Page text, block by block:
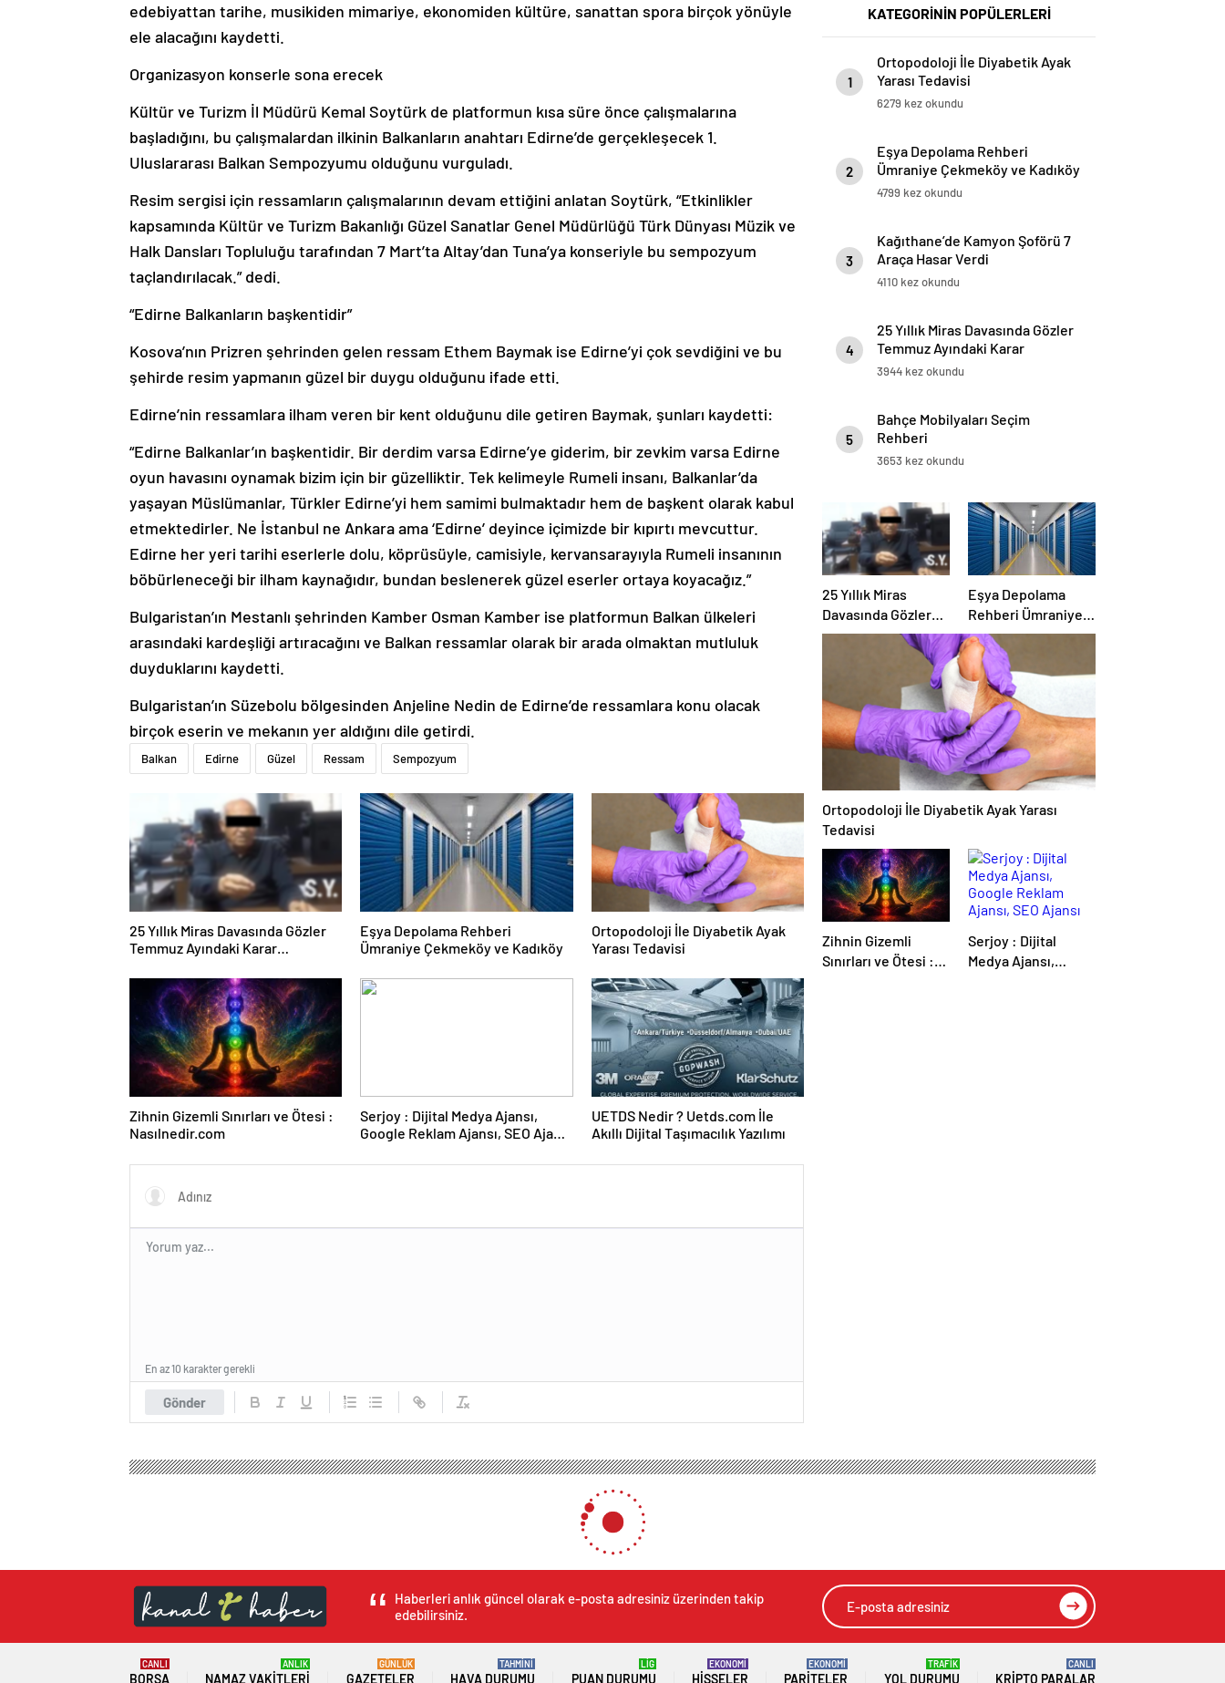
edebiyattan tarihe, musikiden mimariye, ekonomiden kültüre, sanattan spora birçok yönüyle
ele alacağını kaydetti.
Organizasyon konserle sona erecek
Kültür ve Turizm İl Müdürü Kemal Soytürk de platformun kısa süre önce çalışmalarına
başladığını, bu çalışmalardan ilkinin Balkanların anahtarı Edirne’de gerçekleşecek 1.
Uluslararası Balkan Sempozyumu olduğunu vurguladı.
Resim sergisi için ressamların çalışmalarının devam ettiğini anlatan Soytürk, “Etkinlikler
kapsamında Kültür ve Turizm Bakanlığı Güzel Sanatlar Genel Müdürlüğü Türk Dünyası Müzik ve
Halk Dansları Topluluğu tarafından 7 Mart’ta Altay’dan Tuna’ya konseriyle bu sempozyum
taçlandırılacak.” dedi.
“Edirne Balkanların başkentidir”
Kosova’nın Prizren şehrinden gelen ressam Ethem Baymak ise Edirne’yi çok sevdiğini ve bu
şehirde resim yapmanın güzel bir duygu olduğunu ifade etti.
Edirne’nin ressamlara ilham veren bir kent olduğunu dile getiren Baymak, şunları kaydetti:
“Edirne Balkanlar’ın başkentidir. Bir derdim varsa Edirne’ye giderim, bir zevkim varsa Edirne
oyun havasını oynamak bizim için bir güzelliktir. Tek kelimeyle Rumeli insanı, Balkanlar’da
yaşayan Müslümanlar, Türkler Edirne’yi hem samimi bulmaktadır hem de başkent olarak kabul
etmektedirler. Ne İstanbul ne Ankara ama ‘Edirne’ deyince içimizde bir kıpırtı mevcuttur.
Edirne her yeri tarihi eserlerle dolu, köprüsüyle, camisiyle, kervansarayıyla Rumeli insanının
böbürleneceği bir ilham kaynağıdır, bundan beslenerek güzel eserler ortaya koyacağız.”
Bulgaristan’ın Mestanlı şehrinden Kamber Osman Kamber ise platformun Balkan ülkeleri
arasındaki kardeşliği artıracağını ve Balkan ressamlar olarak bir arada olmaktan mutluluk
duyduklarını kaydetti.
Bulgaristan’ın Süzebolu bölgesinden Anjeline Nedin de Edirne’de ressamlara konu olacak
birçok eserin ve mekanın yer aldığını dile getirdi.
Balkan Edirne Güzel Ressam Sempozyum
25 Yıllık Miras Davasında Gözler
Temmuz Ayındaki Karar
Eşya Depolama Rehberi
Ümraniye Çekmeköy ve Kadıköy
Ortopodoloji İle Diyabetik Ayak
Yarası Tedavisi
Zihnin Gizemli Sınırları ve Ötesi :
Nasılnedir.com
Serjoy : Dijital Medya Ajansı,
Google Reklam Ajansı, SEO Ajansı
UETDS Nedir ? Uetds.com İle
Akıllı Dijital Taşımacılık Yazılımı
Gönder
En az 10 karakter gerekli
KATEGORİNİN POPÜLERLERİ
1
Ortopodoloji İle Diyabetik Ayak
Yarası Tedavisi
6279 kez okundu
2
Eşya Depolama Rehberi
Ümraniye Çekmeköy ve Kadıköy
4799 kez okundu
3
Kağıthane’de Kamyon Şoförü 7
Araça Hasar Verdi
4110 kez okundu
4
25 Yıllık Miras Davasında Gözler
Temmuz Ayındaki Karar
Duruşmasına Çevrildi
3944 kez okundu
5
Bahçe Mobilyaları Seçim
Rehberi
3653 kez okundu
25 Yıllık Miras
Davasında Gözler
Temmuz Ayındaki
Karar Duruşmasına
Eşya Depolama
Rehberi Ümraniye
Çekmeköy ve
Kadıköy
Ortopodoloji İle Diyabetik Ayak Yarası
Tedavisi
Zihnin Gizemli
Sınırları ve Ötesi :
Serjoy : Dijital
Medya Ajansı,
Haberleri anlık güncel olarak e-posta adresiniz üzerinden takip
edebilirsiniz.
BORSA
CANLI
NAMAZ VAKITLERI
ANLIK
GAZETELER
GÜNLÜK
HAVA DURUMU
TAHMİNİ
PUAN DURUMU
LİG
HISSELER
EKONOMİ
PARITELER
EKONOMİ
YOL DURUMU
TRAFİK
KRIPTO PARALAR
CANLI